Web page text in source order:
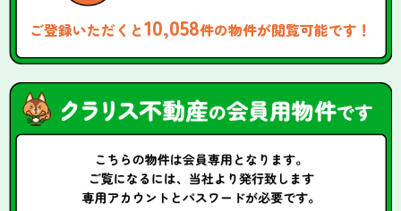
ご登録いただくと10,058件の物件が閲覧可能です！